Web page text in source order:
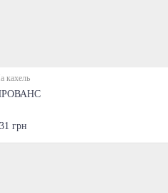
кахель
грн